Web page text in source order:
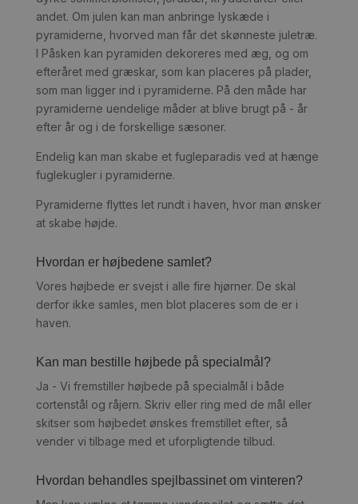
andet. Om julen kan man anbringe lyskæde i
pyramiderne, hvorved man får det skønneste juletræ.
I Påsken kan pyramiden dekoreres med æg, og om
efteråret med græskar, som kan placeres på plader,
som man ligger ind i pyramiderne. På den måde har
pyramiderne uendelige måder at blive brugt på - år
efter år og i de forskellige sæsoner.
Endelig kan man skabe et fugleparadis ved at hænge
fuglekugler i pyramiderne.
Pyramiderne flyttes let rundt i haven, hvor man ønsker
at skabe højde.
Hvordan er højbedene samlet?
Vores højbede er svejst i alle fire hjørner. De skal
derfor ikke samles, men blot placeres som de er i
haven.
Kan man bestille højbede på specialmål?
Ja - Vi fremstiller højbede på specialmål i både
cortenstål og råjern. Skriv eller ring med de mål eller
skitser som højbedet ønskes fremstillet efter, så
vender vi tilbage med et uforpligtende tilbud.
Hvordan behandles spejlbassinet om vinteren?